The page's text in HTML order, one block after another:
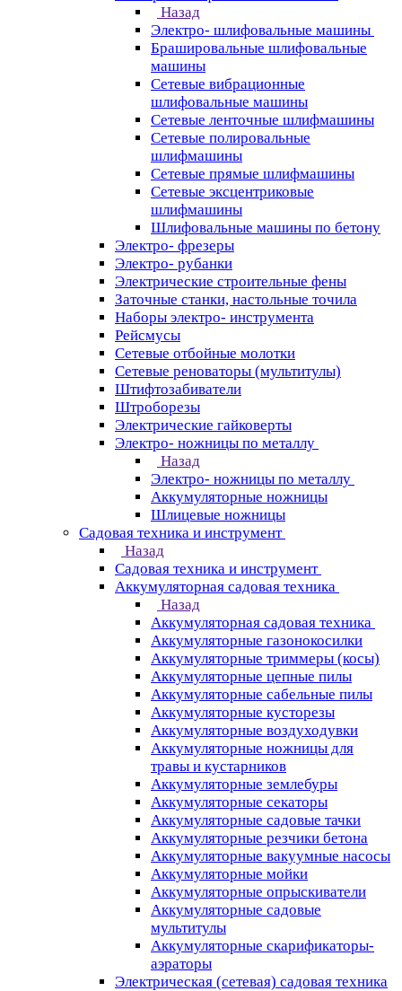
Назад
Электро- шлифовальные машины
Брашировальные шлифовальные
машины
Сетевые вибрационные
шлифовальные машины
Сетевые ленточные шлифмашины
Сетевые полировальные
шлифмашины
Сетевые прямые шлифмашины
Сетевые эксцентриковые
шлифмашины
Шлифовальные машины по бетону
Электро- фрезеры
Электро- рубанки
Электрические строительные фены
Заточные станки, настольные точила
Наборы электро- инструмента
Рейсмусы
Сетевые отбойные молотки
Сетевые реноваторы (мультитулы)
Штифтозабиватели
Штроборезы
Электрические гайковерты
Электро- ножницы по металлу
Назад
Электро- ножницы по металлу
Аккумуляторные ножницы
Шлицевые ножницы
Cадовая техника и инструмент
Назад
Cадовая техника и инструмент
Аккумуляторная садовая техника
Назад
Аккумуляторная садовая техника
Аккумуляторные газонокосилки
Аккумуляторные триммеры (косы)
Аккумуляторные цепные пилы
Аккумуляторные сабельные пилы
Аккумуляторные кусторезы
Аккумуляторные воздуходувки
Аккумуляторные ножницы для
травы и кустарников
Аккумуляторные землебуры
Аккумуляторные секаторы
Аккумуляторные садовые тачки
Аккумуляторные резчики бетона
Аккумуляторные вакуумные насосы
Аккумуляторные мойки
Аккумуляторные опрыскиватели
Аккумуляторные садовые
мультитулы
Аккумуляторные скарификаторы-
аэраторы
Электрическая (сетевая) садовая техника